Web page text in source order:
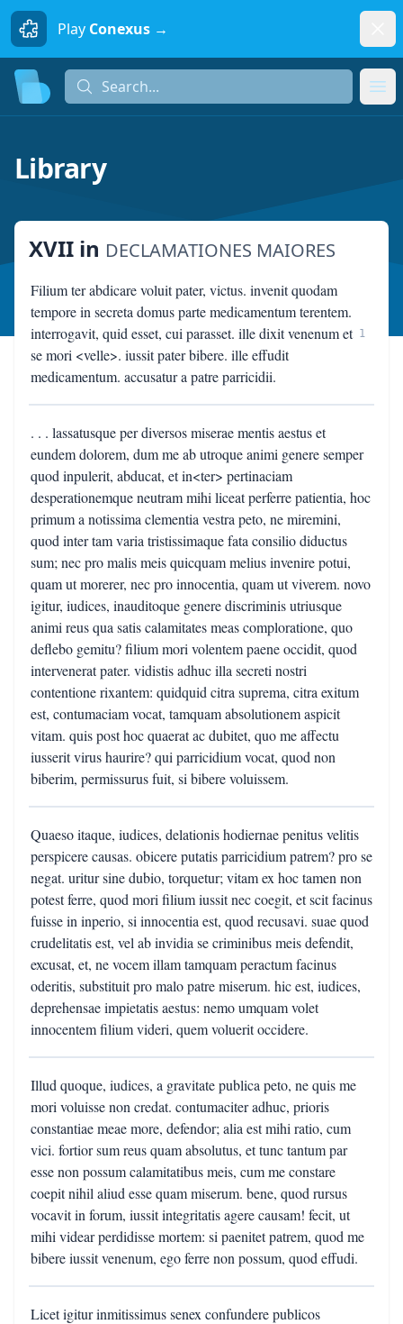
Play Conexus →
Search...
Library
XVII in DECLAMATIONES MAIORES
Filium ter abdicare voluit pater, victus. invenit quodam
tempore in secreta domus parte medicamentum terentem.
interrogavit, quid esset, cui parasset. ille dixit venenum et
se mori <velle>. iussit pater bibere. ille effudit
medicamentum. accusatur a patre parricidii.
1
. . . lassatusque per diversos miserae mentis aestus et
eundem dolorem, dum me ab utroque animi genere semper
quod inpulerit, abducat, et in<ter> pertinaciam
desperationemque neutram mihi liceat perferre patientia, hoc
primum a notissima clementia vestra peto, ne miremini,
quod inter tam varia tristissimaque fata consilio diductus
sum; nec pro malis meis quicquam melius invenire potui,
quam ut morerer, nec pro innocentia, quam ut viverem. novo
igitur, iudices, inauditoque genere discriminis utriusque
animi reus qua satis calamitates meas comploratione, quo
deflebo gemitu? filium mori volentem paene occidit, quod
intervenerat pater. vidistis adhuc illa secreti nostri
contentione rixantem: quidquid citra suprema, citra exitum
est, contumaciam vocat, tamquam absolutionem aspicit
vitam. quis post hoc quaerat ac dubitet, quo me affectu
iusserit virus haurire? qui parricidium vocat, quod non
biberim, permissurus fuit, si bibere voluissem.
Quaeso itaque, iudices, delationis hodiernae penitus velitis
perspicere causas. obicere putatis parricidium patrem? pro se
negat. uritur sine dubio, torquetur; vitam ex hoc tamen non
potest ferre, quod mori filium iussit nec coegit, et scit facinus
fuisse in inperio, si innocentia est, quod recusavi. suae quod
crudelitatis est, vel ab invidia se criminibus meis defendit,
excusat, et, ne vocem illam tamquam peractum facinus
oderitis, substituit pro malo patre miserum. hic est, iudices,
deprehensae impietatis aestus: nemo umquam volet
innocentem filium videri, quem voluerit occidere.
Illud quoque, iudices, a gravitate publica peto, ne quis me
mori voluisse non credat. contumaciter adhuc, prioris
constantiae meae more, defendor; alia est mihi ratio, cum
vici. fortior sum reus quam absolutus, et tunc tantum par
esse non possum calamitatibus meis, cum me constare
coepit nihil aliud esse quam miserum. bene, quod rursus
vocavit in forum, iussit integritatis agere causam! fecit, ut
mihi videar perdidisse mortem: si paenitet patrem, quod me
bibere iussit venenum, ego ferre non possum, quod effudi.
Licet igitur inmitissimus senex confundere publicos